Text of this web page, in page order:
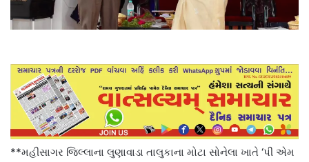
**મહીસાગર જિલ્લાના લુણાવાડા તાલુકાના મોટા સોનેલા ખાતે ‘પી એમ